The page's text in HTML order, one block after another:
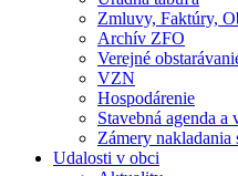
Zmluvy, Faktúry,
Archív ZFO
Verejné
VZN
Hospodárenie
Stavebná agenda a
Zámery nakladania
Udalosti v obci